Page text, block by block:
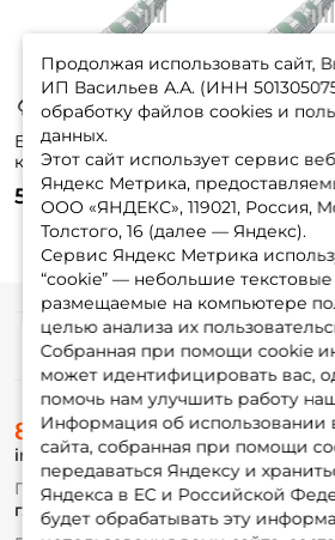
Блесна
колеблющаяся
Lucky John Croco
Spoon 5,9см. 14гр.
003
530 ₽
колеблющаяся
Lucky John Croco
Spoon 6,7см. 18гр.
003
530 ₽
Продолжая использовать сайт,
ИП Васильев А.А. (ИНН
обработку файлов cookies и
данных.
Этот сайт использует сервис
Яндекс Метрика,
ООО «ЯНДЕКС», 119021, Россия,
Толстого, 16 (далее — Яндекс).
Сервис Яндекс Метрика
“cookie” — небольшие
размещаемые на компьютере
целью анализа их
Собранная при помощи cookie
может идентифицировать вас,
помочь нам улучшить работу
Информация об использовании
сайта, собранная при помощи
передаваться Яндексу и
Яндекса в ЕС и Российской
будет обрабатывать эту
Информация
О магазине
Доставка
Оплата
Fox-bonus
Гуру
8 (495) 532-77-88
info@foxfishing.ru
По вопросам с заказом
г. Москва, ул. Плеханова д.7